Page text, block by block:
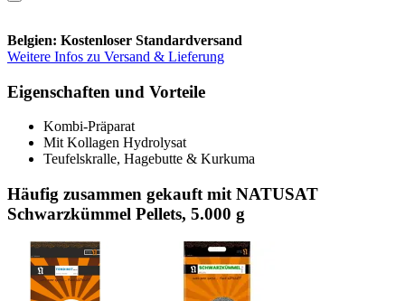
Belgien: Kostenloser Standardversand
Weitere Infos zu Versand & Lieferung
Eigenschaften und Vorteile
Kombi-Präparat
Mit Kollagen Hydrolysat
Teufelskralle, Hagebutte & Kurkuma
Häufig zusammen gekauft mit NATUSAT
Schwarzkümmel Pellets, 5.000 g